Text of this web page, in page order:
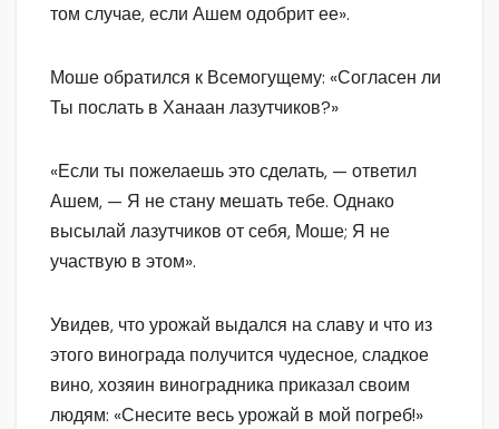
том случае, если Ашем одобрит ее».
Моше обратился к Всемогущему: «Согласен ли
Ты послать в Ханаан лазутчиков?»
«Если ты пожелаешь это сделать, — ответил
Ашем, — Я не стану мешать тебе. Однако
высылай лазутчиков от себя, Моше; Я не
участвую в этом».
Увидев, что урожай выдался на славу и что из
этого винограда получится чудесное, сладкое
вино, хозяин виноградника приказал своим
людям: «Снесите весь урожай в мой погреб!»